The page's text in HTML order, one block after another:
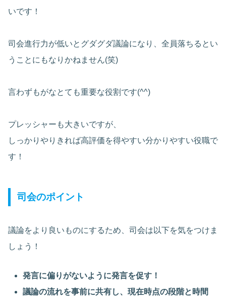
いです！
司会進行力が低いとグダグダ議論になり、全員落ちるとい
うことにもなりかねません(笑)
言わずもがなとても重要な役割です(^^)
プレッシャーも大きいですが、
しっかりやりきれば高評価を得やすい分かりやすい役職で
す！
司会のポイント
議論をより良いものにするため、司会は以下を気をつけま
しょう！
発言に偏りがないように発言を促す！
議論の流れを事前に共有し、現在時点の段階と時間